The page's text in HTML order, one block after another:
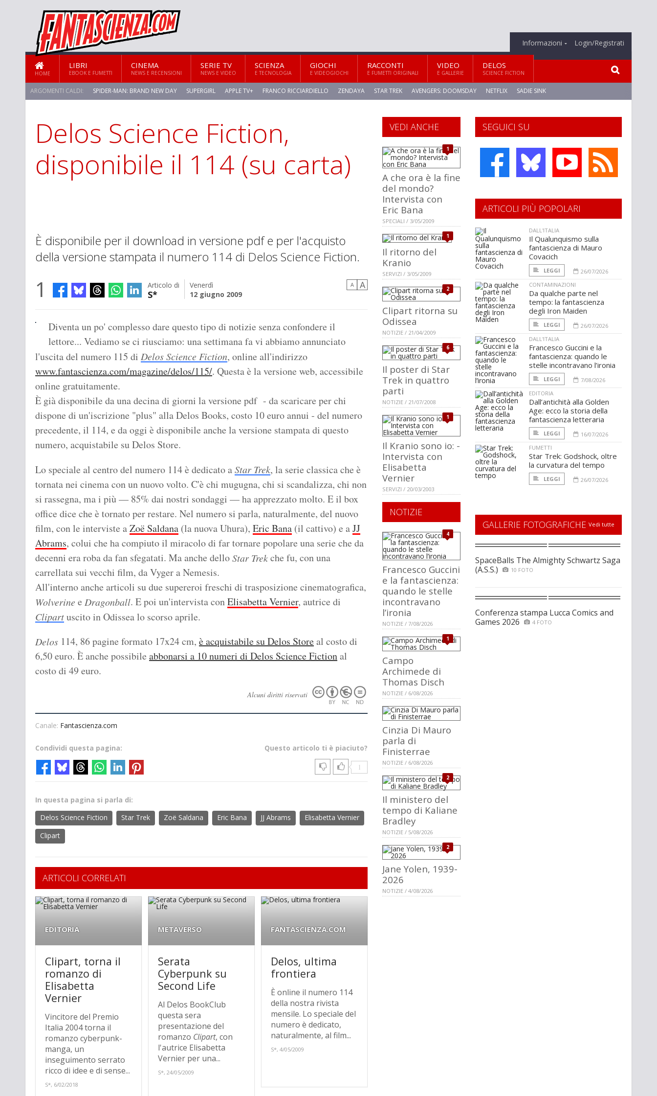
Informazioni Login/Registrati
HOME
LIBRI
EBOOK E FUMETTI
CINEMA
NEWS E RECENSIONI
SERIE TV
NEWS E VIDEO
SCIENZA
E TECNOLOGIA
GIOCHI
E VIDEOGIOCHI
RACCONTI
E FUMETTI ORIGINALI
VIDEO
E GALLERIE
DELOS
SCIENCE FICTION
ARGOMENTI CALDI: SPIDER-MAN: BRAND NEW DAY SUPERGIRL APPLE TV+ FRANCO RICCIARDIELLO ZENDAYA STAR TREK AVENGERS: DOOMSDAY NETFLIX SADIE SINK
STAR TREK: STRANGE NEW WORLDS
Delos Science Fiction,
disponibile il 114 (su carta)
È disponibile per il download in versione pdf e per l'acquisto
della versione stampata il numero 114 di Delos Science Fiction.
1 Articolo di
S*
Venerdì
12 giugno 2009
A A
Diventa un po' complesso dare questo tipo di notizie senza confondere il
lettore... Vediamo se ci riusciamo: una settimana fa vi abbiamo annunciato
l'uscita del numero 115 di Delos Science Fiction, online all'indirizzo
www.fantascienza.com/magazine/delos/115/. Questa è la versione web, accessibile
online gratuitamente.
È già disponibile da una decina di giorni la versione pdf - da scaricare per chi
dispone di un'iscrizione "plus" alla Delos Books, costo 10 euro annui - del numero
precedente, il 114, e da oggi è disponibile anche la versione stampata di questo
numero, acquistabile su Delos Store.
Lo speciale al centro del numero 114 è dedicato aStar Trek, la serie classica che è
tornata nei cinema con un nuovo volto. C'è chi mugugna, chi si scandalizza, chi non
si rassegna, ma i più — 85% dai nostri sondaggi — ha apprezzato molto. E il box
office dice che è tornato per restare. Nel numero si parla, naturalmente, del nuovo
film, con le interviste aZoë Saldana (la nuova Uhura), Eric Bana (il cattivo) e aJJ
Abrams, colui che ha compiuto il miracolo di far tornare popolare una serie che da
decenni era roba da fan sfegatati. Ma anche delloStar Trekche fu, con una
carrellata sui vecchi film, da Vyger a Nemesis.
All'interno anche articoli su due supereroi freschi di trasposizione cinematografica,
Wolverine e Dragonball. E poi un'intervista conElisabetta Vernier, autrice di
Clipartuscito in Odissea lo scorso aprile.
Delos 114, 86 pagine formato 17x24 cm, è acquistabile su Delos Storeal costo di
6,50 euro. È anche possibile abbonarsi a 10 numeri di Delos Science Fictional
costo di 49 euro.
Alcuni diritti riservati
Canale: Fantascienza.com
Questo articolo ti è piaciuto?
1
Condividi questa pagina:
In questa pagina si parla di:
Delos Science Fiction
Star Trek Zoë Saldana Eric Bana JJ Abrams
Elisabetta Vernier
Clipart
ARTICOLI CORRELATI
EDITORIA
Clipart, torna il
romanzo di
Elisabetta
Vernier
Vincitore del Premio
Italia 2004 torna il
romanzo cyberpunk-
manga, un
inseguimento serrato
ricco di idee e di sense...
S*, 6/02/2018
METAVERSO
Serata
Cyberpunk su
Second Life
Al Delos BookClub
questa sera
presentazione del
romanzo Clipart, con
l'autrice Elisabetta
Vernier per una...
S*, 24/05/2009
FANTASCIENZA.COM
Delos, ultima
frontiera
È online il numero 114
della nostra rivista
mensile. Lo speciale del
numero è dedicato,
naturalmente, al film...
S*, 4/05/2009
SEGUICI SU
VEDI ANCHE
1
A che ora è la fine
del mondo?
Intervista con
Eric Bana
SPECIALI / 3/05/2009
1
Il ritorno del
Kranio
SERVIZI / 3/05/2009
2
Clipart ritorna su
Odissea
NOTIZIE / 21/04/2009
6
Il poster di Star
Trek in quattro
parti
NOTIZIE / 21/07/2008
1
Il Kranio sono io: -
Intervista con
Elisabetta
Vernier
SERVIZI / 20/03/2003
NOTIZIE
4
Francesco Guccini
e la fantascienza:
quando le stelle
incontravano
l’ironia
NOTIZIE / 7/08/2026
1
Campo
Archimede di
Thomas Disch
NOTIZIE / 6/08/2026
Cinzia Di Mauro
parla di
Finisterrae
NOTIZIE / 6/08/2026
2
Il ministero del
tempo di Kaliane
Bradley
NOTIZIE / 5/08/2026
2
Jane Yolen, 1939-
2026
NOTIZIE / 4/08/2026
ARTICOLI PIÙ POPOLARI
DALL'ITALIA
Il Qualunquismo sulla
fantascienza di Mauro
Covacich
LEGGI
26/07/2026
CONTAMINAZIONI
Da qualche parte nel
tempo: la fantascienza
degli Iron Maiden
LEGGI
26/07/2026
DALL'ITALIA
Francesco Guccini e la
fantascienza: quando le
stelle incontravano l’ironia
LEGGI
7/08/2026
EDITORIA
Dall’antichità alla Golden
Age: ecco la storia della
fantascienza letteraria
LEGGI
16/07/2026
FUMETTI
Star Trek: Godshock, oltre
la curvatura del tempo
LEGGI 26/07/2026
GALLERIE FOTOGRAFICHE Vedi tutte
SpaceBalls The Almighty Schwartz Saga
(A.S.S.)
10 FOTO
Conferenza stampa Lucca Comics and
Games 2026
4 FOTO